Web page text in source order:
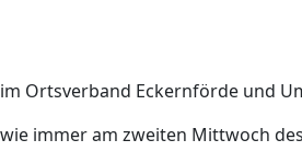
im Ortsverband Eckernförde und
wie immer am zweiten Mittwoch